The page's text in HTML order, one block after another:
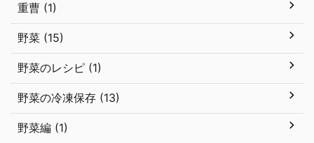
重曹 (1)
野菜 (15)
野菜のレシピ (1)
野菜の冷凍保存 (13)
野菜編 (1)